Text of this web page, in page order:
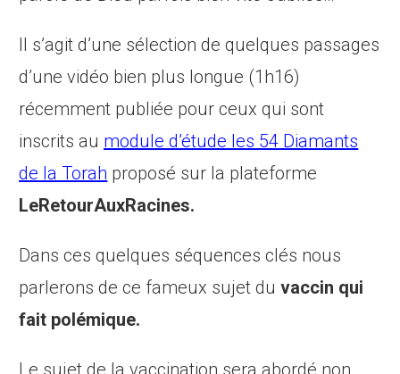
Il s’agit d’une sélection de quelques passages
d’une vidéo bien plus longue (1h16)
récemment publiée pour ceux qui sont
inscrits au module d’étude les 54 Diamants
de la Torah proposé sur la plateforme
LeRetourAuxRacines.
Dans ces quelques séquences clés nous
parlerons de ce fameux sujet du vaccin qui
fait polémique.